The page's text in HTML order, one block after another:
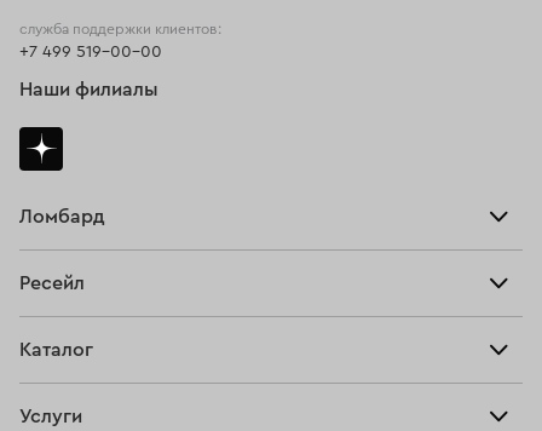
Ломбард
Тарифы
Ресейл
Купить
Каталог
Услуги
служба поддержки клиентов:
+7 499 519-00-00
Наши филиалы